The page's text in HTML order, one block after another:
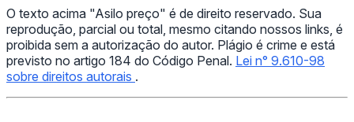
O texto acima "Asilo preço" é de direito reservado. Sua
reprodução, parcial ou total, mesmo citando nossos links, é
proibida sem a autorização do autor. Plágio é crime e está
previsto no artigo 184 do Código Penal. Lei n° 9.610-98
sobre direitos autorais .